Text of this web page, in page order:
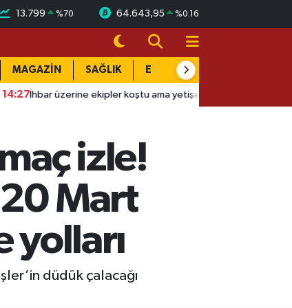
13.799 %70 64.643,95 %0.16
MAGAZİN SAĞLIK EĞİTİM
üzerine ekipler koştu ama yetişemedi
izle!
20 Mart
yolları
düdük çalacağı